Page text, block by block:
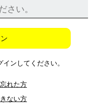
ンしてください。
れた方
ない方